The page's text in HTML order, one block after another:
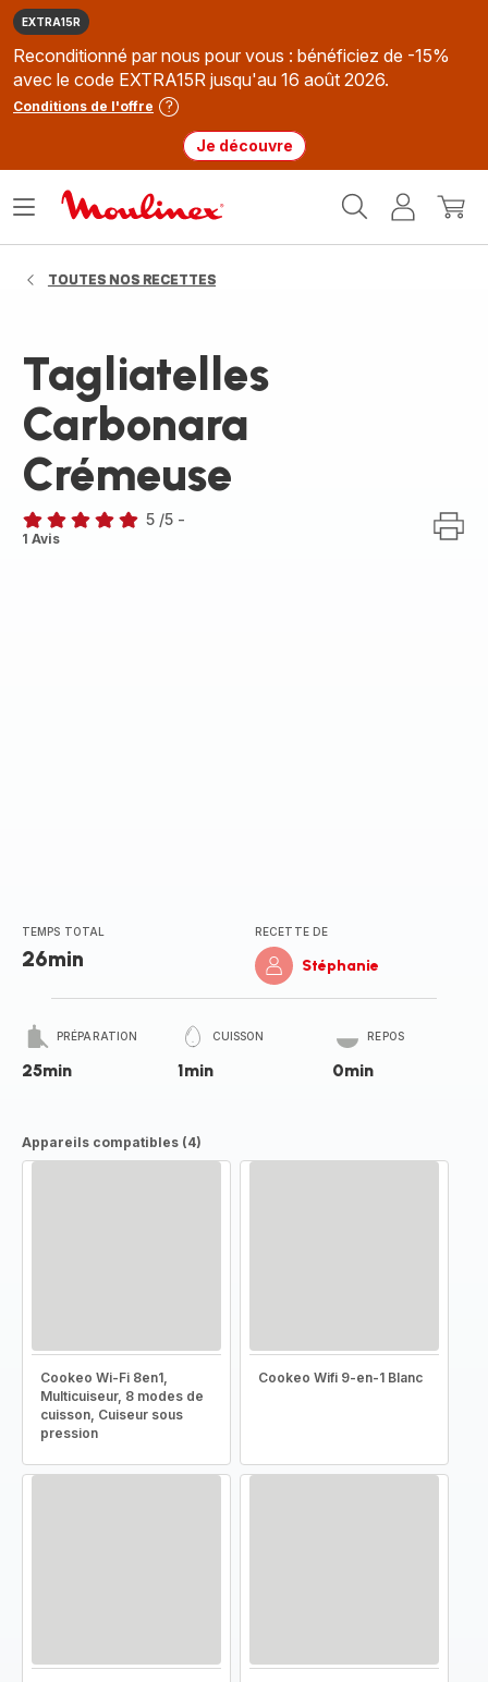
EXTRA15R
Reconditionné par nous pour vous : bénéficiez de -15%
avec le code EXTRA15R jusqu'au 16 août 2026.
Conditions de l'offre
Je découvre
MonMon
Ouvrir
TOUTES NOS RECETTES
Tagliatelles
Carbonara
Crémeuse
Avis
5 /5 -
1 Avis
TEMPS TOTAL
26min
RECETTE DE
Stéphanie
PRÉPARATION
25min
CUISSON
1min
REPOS
0min
Appareils compatibles (4)
Cookeo Wi-Fi 8en1,
Multicuiseur, 8 modes de
cuisson, Cuiseur sous
pression
Cookeo Wifi 9-en-1 Blanc